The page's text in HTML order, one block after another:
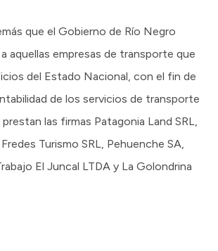
que el Gobierno de Río Negro
aquellas empresas de transporte que
del Estado Nacional, con el fin de
de los servicios de transporte
las firmas Patagonia Land SRL,
Turismo SRL, Pehuenche SA,
El Juncal LTDA y La Golondrina